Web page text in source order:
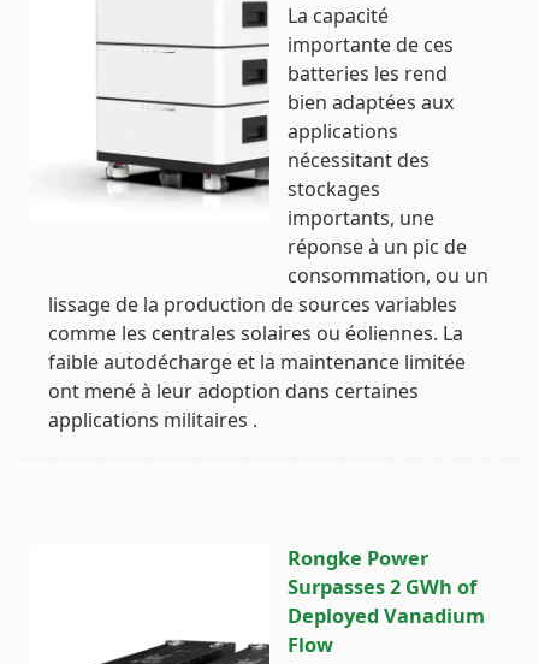
La capacité
importante de ces
batteries les rend
bien adaptées aux
applications
nécessitant des
stockages
importants, une
réponse à un pic de
consommation, ou un
lissage de la production de sources variables
comme les centrales solaires ou éoliennes. La
faible autodécharge et la maintenance limitée
ont mené à leur adoption dans certaines
applications militaires .
Rongke Power
Surpasses 2 GWh of
Deployed Vanadium
Flow